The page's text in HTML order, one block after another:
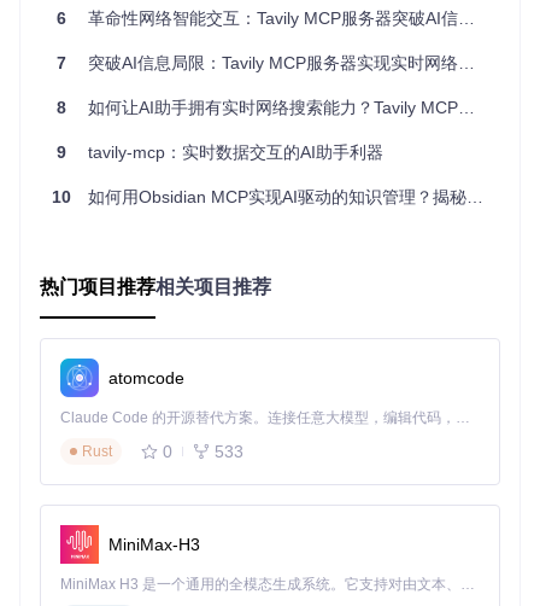
核心配置步骤
这种方式无需本地部署，直接连接Tavily提供的远程MCP服务
器：
{
"tavily-remote": {
}
方法二：本地环境集成
如果你需要在本地开发环境中使用：
克隆项目仓库
git clone
cd
安装依赖并配置环境变量
6 革命性网络智能交互：Tavily MCP服务器突破AI信息获取边界
7 突破AI信息局限：Tavily MCP服务器实现实时网络交互
8 如何让AI助手拥有实时网络搜索能力？Tavily MCP服务器全攻略
9 tavily-mcp：实时数据交互的AI助手利器
10 如何用Obsidian MCP实现AI驱动的知识管理？揭秘智能协作新范式
热门项目推荐相关项目推荐
atomcode
Claude Code 的开源替代方案。连接任意大模型，编辑代码，运行命令，自动验证 — 全自动执行。用 Rust 构建，极致性能。 ｜ An open-source alternative to Claude Code. Connect any LLM, edit code, run commands, and verify changes — autonomously. Built in Rust for speed. Get Started
Rust
0 533
MiniMax-H3
MiniMax H3 是一个通用的全模态生成系统。它支持对由文本、图像、视频和音频组成的多模态上下文进行统一理解，并能生成分辨率高达 2K、时长可达 15 秒的带原生立体声音频的视频。得益于面向任务泛化的系统设计，H3 在预训练阶段就已具备广泛的多模态上下文理解与生成能力，能够出色地执行复杂的多模态指令。